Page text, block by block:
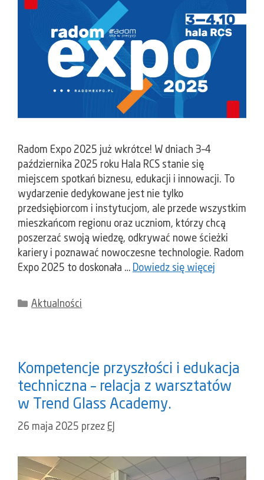
Radom Expo 2025 już wkrótce! W dniach 3–4
października 2025 roku Hala RCS stanie się
miejscem spotkań biznesu, edukacji i innowacji. To
wydarzenie dedykowane jest nie tylko
przedsiębiorcom i instytucjom, ale przede wszystkim
mieszkańcom regionu oraz uczniom, którzy chcą
poszerzać swoją wiedzę, odkrywać nowe ścieżki
kariery i poznawać nowoczesne technologie. Radom
Expo 2025 to doskonała … Dowiedz się więcej
Kategorie
Aktualności
Kompetencje przyszłości i edukacja
techniczna – relacja z warsztatów
w Trend Glass Academy.
26 maja 2025 przez EJ